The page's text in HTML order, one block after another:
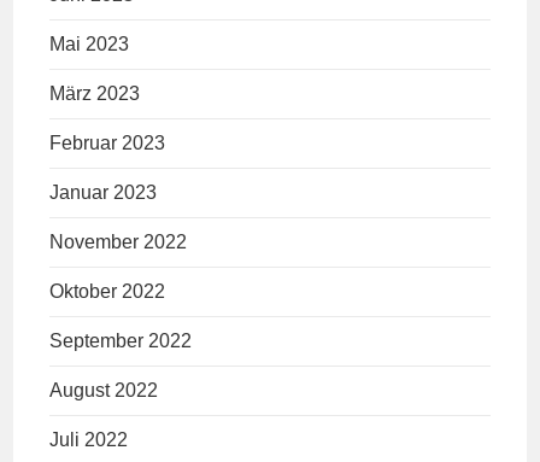
Mai 2023
März 2023
Februar 2023
Januar 2023
November 2022
Oktober 2022
September 2022
August 2022
Juli 2022